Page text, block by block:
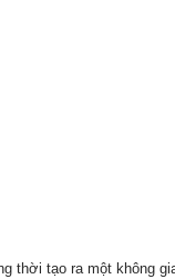
thời tạo ra một không